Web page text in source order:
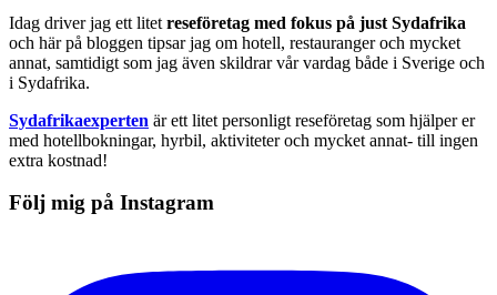
Idag driver jag ett litet reseföretag med fokus på just Sydafrika
och här på bloggen tipsar jag om hotell, restauranger och mycket
annat, samtidigt som jag även skildrar vår vardag både i Sverige och
i Sydafrika.
Sydafrikaexperten är ett litet personligt reseföretag som hjälper er
med hotellbokningar, hyrbil, aktiviteter och mycket annat- till ingen
extra kostnad!
Följ mig på Instagram